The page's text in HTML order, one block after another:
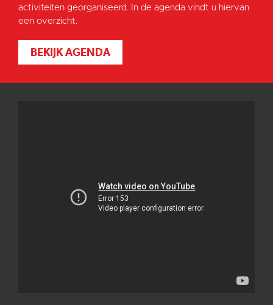
activiteiten georganiseerd. In de agenda vindt u hiervan
een overzicht.
BEKIJK AGENDA